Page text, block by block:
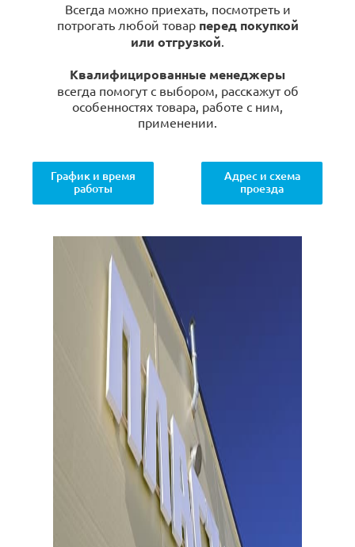
Всегда можно приехать, посмотреть и
потрогать любой товар перед покупкой
или отгрузкой.
Квалифицированные менеджеры
всегда помогут с выбором, расскажут об
особенностях товара, работе с ним,
применении.
График и время
работы
Адрес и схема
проезда